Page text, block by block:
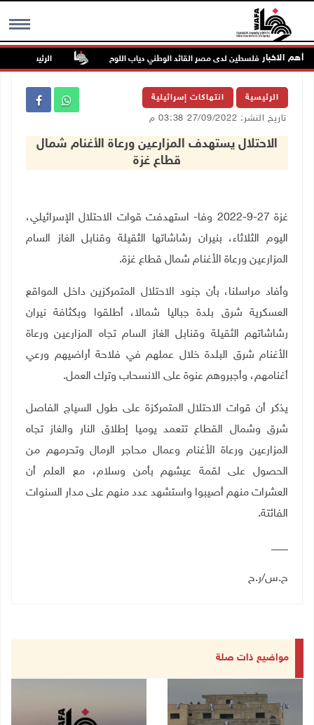
MENU أهم الاخبار
وفاة سفير فلسطين لدى مصر القائد الوطني دياب اللوح الرئيس ينعى
الرئيسية انتهاكات إسرائيلية
تاريخ النشر: 27/09/2022 03:38 م
الاحتلال يستهدف المزارعين ورعاة الأغنام شمال
قطاع غزة
غزة 27-9-2022 وفا- استهدفت قوات الاحتلال الإسرائيلي،
اليوم الثلاثاء، بنيران رشاشاتها الثقيلة وقنابل الغاز السام
المزارعين ورعاة الأغنام شمال قطاع غزة.
وأفاد مراسلنا، بأن جنود الاحتلال المتمركزين داخل المواقع
العسكرية شرق بلدة جباليا شمالا، أطلقوا وبكثافة نيران
رشاشاتهم الثقيلة وقنابل الغاز السام تجاه المزارعين ورعاة
الأغنام شرق البلدة خلال عملهم في فلاحة أراضيهم ورعي
أغنامهم، وأجبروهم عنوة على الانسحاب وترك العمل.
يذكر أن قوات الاحتلال المتمركزة على طول السياج الفاصل
شرق وشمال القطاع تتعمد يوميا إطلاق النار والغاز تجاه
المزارعين ورعاة الأغنام وعمال محاجر الرمال وتحرمهم من
الحصول على لقمة عيشهم بأمن وسلام، مع العلم أن
العشرات منهم أصيبوا واستشهد عدد منهم على مدار السنوات
الفائتة.
ح.س/ر.ح
مواضيع ذات صلة